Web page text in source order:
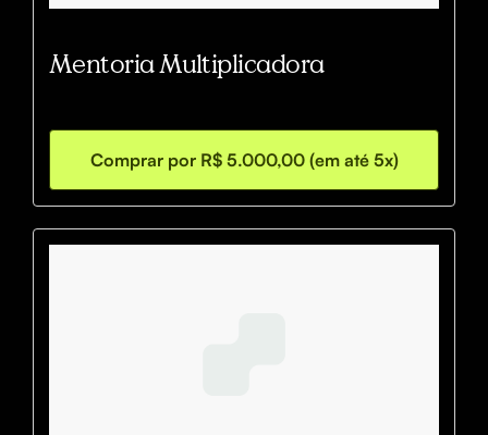
Mentoria Multiplicadora
Comprar por R$ 5.000,00 (em até 5x)